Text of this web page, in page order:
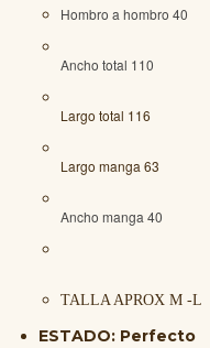
Hombro a hombro 40
Ancho total 110
Largo total 116
Largo manga 63
Ancho manga 40
TALLA APROX M -L
ESTADO: Perfecto